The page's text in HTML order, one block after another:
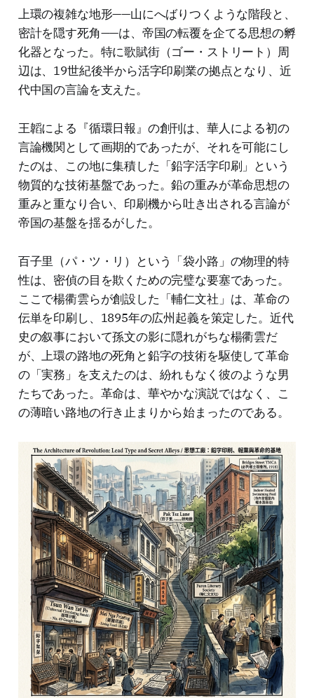
上環の複雑な地形——山にへばりつくような階段と、
密計を隠す死角——は、帝国の転覆を企てる思想の孵
化器となった。特に歌賦街（ゴー・ストリート）周
辺は、19世紀後半から活字印刷業の拠点となり、近
代中国の言論を支えた。
王韜による『循環日報』の創刊は、華人による初の
言論機関として画期的であったが、それを可能にし
たのは、この地に集積した「鉛字活字印刷」という
物質的な技術基盤であった。鉛の重みが革命思想の
重みと重なり合い、印刷機から吐き出される言論が
帝国の基盤を揺るがした。
百子里（パ・ツ・リ）という「袋小路」の物理的特
性は、密偵の目を欺くための完璧な要塞であった。
ここで楊衢雲らが創設した「輔仁文社」は、革命の
伝単を印刷し、1895年の広州起義を策定した。近代
史の叙事において孫文の影に隠れがちな楊衢雲だ
が、上環の路地の死角と鉛字の技術を駆使して革命
の「実務」を支えたのは、紛れもなく彼のような男
たちであった。革命は、華やかな演説ではなく、こ
の薄暗い路地の行き止まりから始まったのである。